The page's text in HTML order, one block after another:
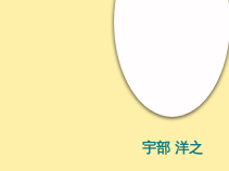
宇部 洋之